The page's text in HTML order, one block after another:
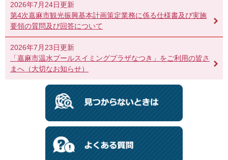
2026年7月24日更新
第4次嘉麻市観光振興基本計画策定業務に係る仕様書及び実施
要領の質問及び回答について
2026年7月23日更新
「嘉麻市温水プールスイミングプラザなつき」をご利用の皆さ
まへ（大切なお知らせ）